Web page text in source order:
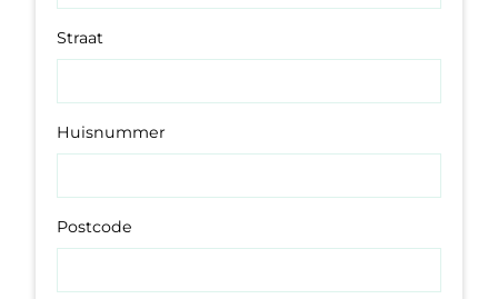
Straat
Huisnummer
Postcode